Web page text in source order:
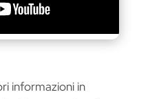
informazioni in